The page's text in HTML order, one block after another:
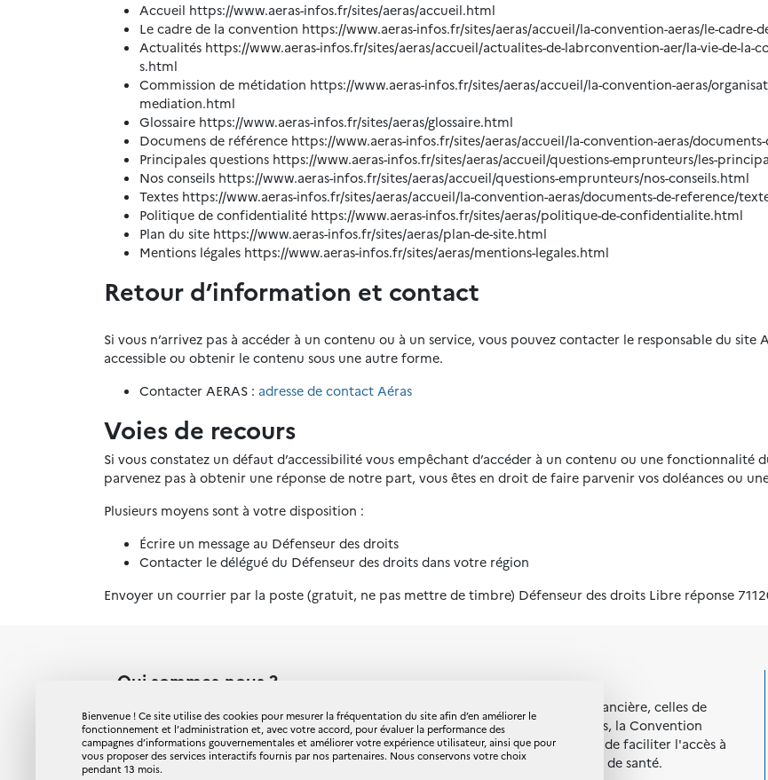
Bienvenue ! Ce site utilise des cookies pour mesurer la fréquentation du site afin d’en améliorer le
fonctionnement et l’administration et, avec votre accord, pour évaluer la performance des
campagnes d’informations gouvernementales et améliorer votre expérience utilisateur, ainsi que pour
vous proposer des services interactifs fournis par nos partenaires. Nous conservons votre choix
pendant 13 mois.
Accueil https://www.aeras-infos.fr/sites/aeras/accueil.html
Le cadre de la convention https://www.aeras-infos.fr/sites/aeras/accueil/la-convention-aeras/le-cadre-
Actualités https://www.aeras-infos.fr/sites/aeras/accueil/actualites-de-labrconvention-aer/la-vie-de-la-
s.html
Commission de métidation https://www.aeras-infos.fr/sites/aeras/accueil/la-convention-aeras/
mediation.html
Glossaire https://www.aeras-infos.fr/sites/aeras/glossaire.html
Documens de référence https://www.aeras-infos.fr/sites/aeras/accueil/la-convention-aeras/
Principales questions https://www.aeras-infos.fr/sites/aeras/accueil/questions-emprunteurs/les-
Nos conseils https://www.aeras-infos.fr/sites/aeras/accueil/questions-emprunteurs/nos-conseils.html
Textes https://www.aeras-infos.fr/sites/aeras/accueil/la-convention-aeras/documents-de-reference/
Politique de confidentialité https://www.aeras-infos.fr/sites/aeras/politique-de-confidentialite.html
Plan du site https://www.aeras-infos.fr/sites/aeras/plan-de-site.html
Mentions légales https://www.aeras-infos.fr/sites/aeras/mentions-legales.html
Retour d’information et contact
Si vous n’arrivez pas à accéder à un contenu ou à un service, vous pouvez contacter le responsable du
accessible ou obtenir le contenu sous une autre forme.
Contacter AERAS : adresse de contact Aéras
Voies de recours
Si vous constatez un défaut d’accessibilité vous empêchant d’accéder à un contenu ou une fonctionnalité
parvenez pas à obtenir une réponse de notre part, vous êtes en droit de faire parvenir vos doléances ou
Plusieurs moyens sont à votre disposition :
Écrire un message au Défenseur des droits
Contacter le délégué du Défenseur des droits dans votre région
Envoyer un courrier par la poste (gratuit, ne pas mettre de timbre) Défenseur des droits Libre réponse
Qui sommes-nous ?
Signée par les pouvoirs publics, les fédérations professionnelles bancaire et financière, celles de
l'assurance, de la mutualité et les associations de malades et de consommateurs, la Convention
AERAS (S'Assurer et Emprunter avec un Risque Aggravé de Santé) a pour objet de faciliter l'accès à
l'assurance et à l'emprunt des personnes ayant ou ayant eu un problème grave de santé.